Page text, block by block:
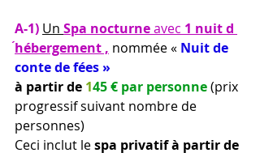
A-1) Un Spa nocturne avec 1 nuit d
́hébergement , nommée « Nuit de
conte de fées »
à partir de 145 € par personne (prix
progressif suivant nombre de
personnes)
Ceci inclut le spa privatif à partir de